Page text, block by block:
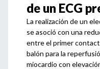
de un ECG
La realización de un
se asoció con una
entre el primer
balón para la
miocardio con